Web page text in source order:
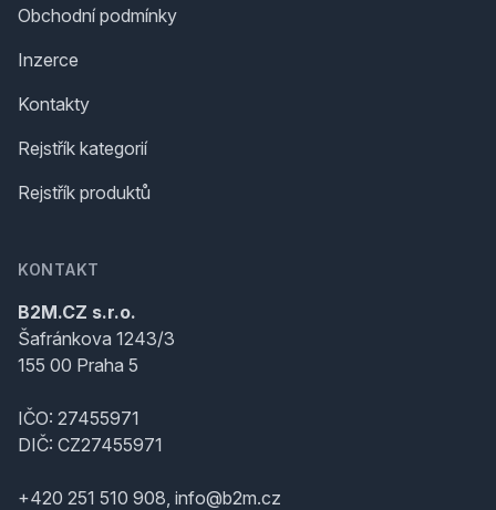
Obchodní podmínky
Inzerce
Kontakty
Rejstřík kategorií
Rejstřík produktů
KONTAKT
B2M.CZ s.r.o.
Šafránkova 1243/3
155 00 Praha 5
IČO: 27455971
DIČ: CZ27455971
+420 251 510 908, info@b2m.cz